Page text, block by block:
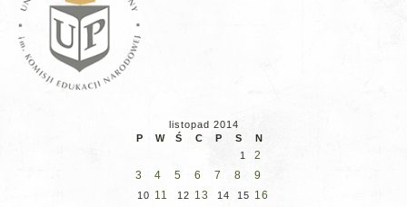
listopad 2014
P
W Ś C P S
N
1
2
3
4 5 6 7 8 9
10 11 12 13 14 15 16